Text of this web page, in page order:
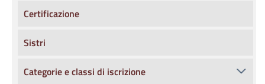
Certificazione
Sistri
Categorie e classi di iscrizione